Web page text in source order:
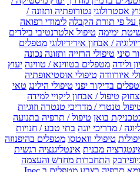
אסטרולוגי נטורופתיה ותזונה /
על פי תורת הקבלה לימודי רפואה
ימימה טיפול אלטרנטיבי בילדים
/ אבחון אירידיולוגי מטפלים
סיני טיפולי הרזייה ותזונה נכונה
ולידה מטפלים בטווינא / טווינה יעוץ
איורוודה טיפולי אוסטיאופתיה
בדיקור יפני טיפולי הילינג טאי
טיפול / אבחון ליקויי למידה
טנטרי / מדריכי טנטרה וזוגיות
בואן טיפול / תרפיה בתנועה
/ מדריכי יוגה בתי טבע / חנויות
טיפולי וואטסו מטפלים בהיפנוזה
מבנית אינטליגנציה רגשית
התחברות מחדש והעצמה